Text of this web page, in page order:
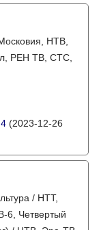
НТВ,
РЕН ТВ, СТС,
(2023-12-26
/ НТТ,
6, Четвертый